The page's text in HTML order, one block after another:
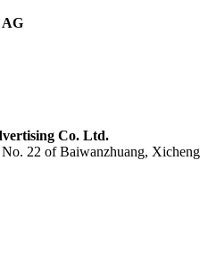
AG
Co. Ltd.
22 of Baiwanzhuang, Xicheng